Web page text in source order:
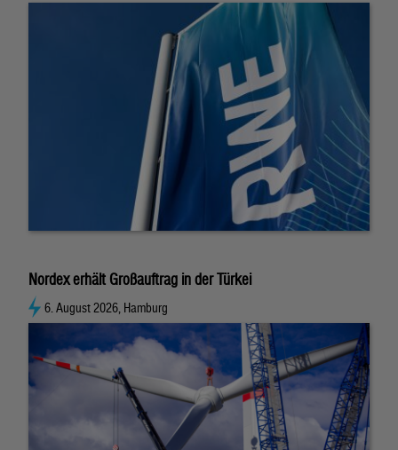
Nordex erhält Großauftrag in der Türkei
6. August 2026, Hamburg